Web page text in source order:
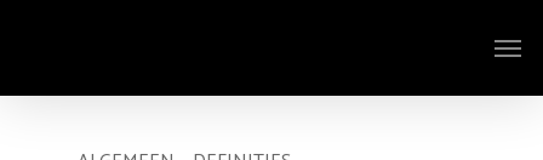
main
Menu